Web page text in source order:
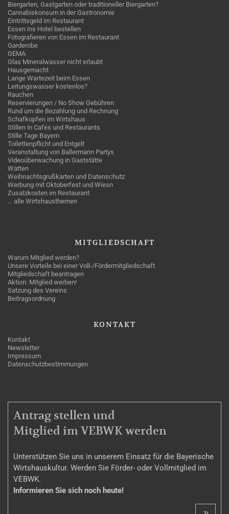
Biergarten, Gastgarten oder traditioneller Biergarten?
Cannabiskonsum in der Gastronomie
Eintrittsgeld im Restaurant
Essen ins Hotel bestellen
Fotografieren von Essen im Restaurant
Garderobe
GEMA
Glas Mineralwasser nicht erlaubt
Hausgemacht
Lange Wartezeit beim Essen
Leitungswasser kostenlos?
Rauchen
Reservierungen / No Show Gebühren
Rund um die Bezahlung und Rechnung
Schafkopfen im Wirtshaus
Stillen in Cafés und Restaurants
Stille Tage Bayern
Toilettenpflicht und Entgelt
Veranstaltung von Ballermann Partys
Videoüberwachung in Gaststätte
Watten
Weihnachtsgrußkarten und Datenschutz
Werbung mit Oktoberfest und Wiesn
Zusatzkosten im Restaurant
… alle Wirtshausthemen
MITGLIEDSCHAFT
Warum Mitglied werden?
Unsere Vorteile bei einer Voll-/Fördermitgliedschaft
Mitgliedschaft beantragen
Aktion: Mitglied werben!
Satzung des Vereins
Beitragsordnung
KONTAKT
Kontakt
Newsletter
Impressum
Datenschutzbestimmungen
MITGLIEDSCHAFT
Antrag stellen und
Mitglied im VEBWK werden
Unterstützen Sie uns in unserem Einsatz für die Bayerische
Wirtshauskultur. Werden Sie Förder- oder Vollmitglied im
VEBWK.
Informieren Sie sich noch heute!